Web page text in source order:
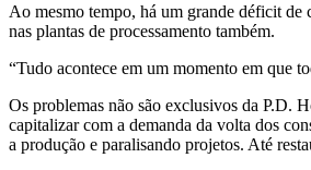
Ao mesmo tempo, há um grande déficit de
nas plantas de processamento também.
“Tudo acontece em um momento em que
Os problemas não são exclusivos da P.D.
capitalizar com a demanda da volta dos
a produção e paralisando projetos. Até